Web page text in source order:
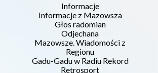
Informacje
Informacje z Mazowsza
Głos radomian
Odjechana
Mazowsze. Wiadomości z
Regionu
Gadu-Gadu w Radiu Rekord
Retrosport